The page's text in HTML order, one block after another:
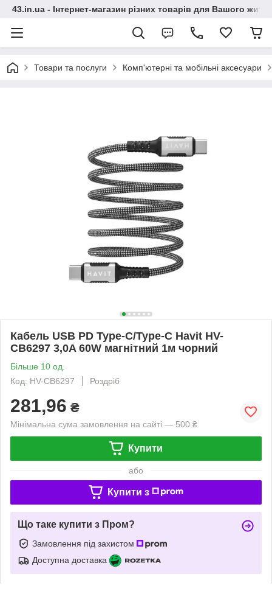
43.in.ua - Інтернет-магазин різних товарів для Вашого
Товари та послуги Комп'ютерні та мобільні аксесуари
Кабель USB PD Type-C/Type-C Havit HV-
CB6297 3,0A 60W магнітний 1м чорний
Більше 10 од.
Код: HV-CB6297
Роздріб
281,96 ₴
Мінімальна сума замовлення на сайті — 500 ₴
Купити
або
Купити з
Що таке купити з Пром?
Замовлення під захистом
Доступна доставка